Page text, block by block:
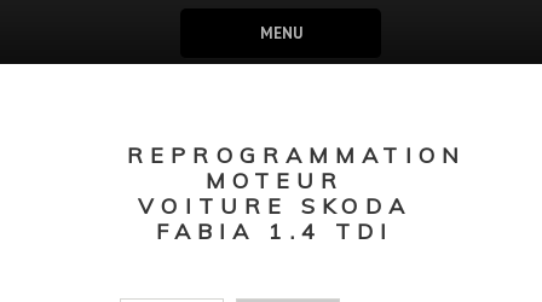
MENU
REPROGRAMMATION
MOTEUR
VOITURE SKODA
FABIA 1.4 TDI